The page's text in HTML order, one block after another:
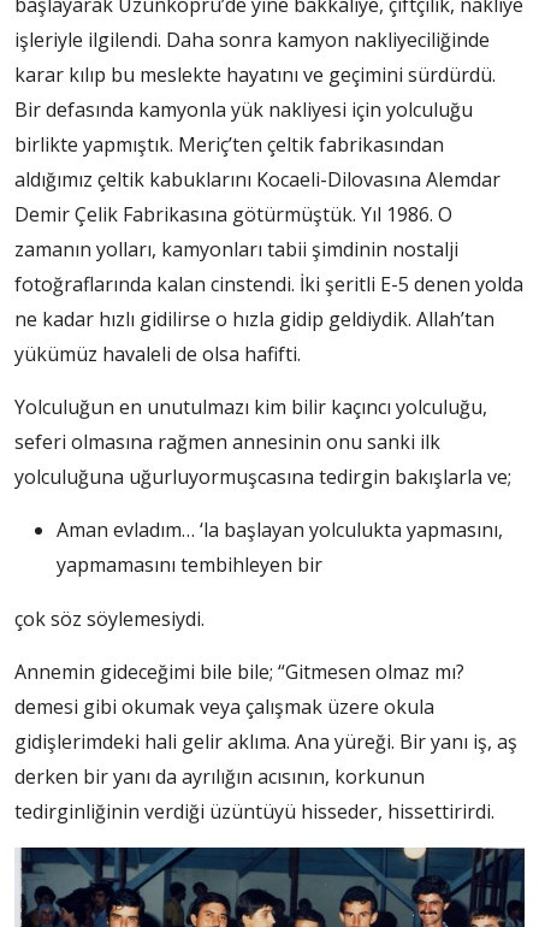
işleriyle ilgilendi. Daha sonra kamyon nakliyeciliğinde
karar kılıp bu meslekte hayatını ve geçimini sürdürdü.
Bir defasında kamyonla yük nakliyesi için yolculuğu
birlikte yapmıştık. Meriç’ten çeltik fabrikasından
aldığımız çeltik kabuklarını Kocaeli-Dilovasına Alemdar
Demir Çelik Fabrikasına götürmüştük. Yıl 1986. O
zamanın yolları, kamyonları tabii şimdinin nostalji
fotoğraflarında kalan cinstendi. İki şeritli E-5 denen yolda
ne kadar hızlı gidilirse o hızla gidip geldiydik. Allah’tan
yükümüz havaleli de olsa hafifti.
Yolculuğun en unutulmazı kim bilir kaçıncı yolculuğu,
seferi olmasına rağmen annesinin onu sanki ilk
yolculuğuna uğurluyormuşcasına tedirgin bakışlarla ve;
Aman evladım… ‘la başlayan yolculukta yapmasını,
yapmamasını tembihleyen bir
çok söz söylemesiydi.
Annemin gideceğimi bile bile; “Gitmesen olmaz mı?
demesi gibi okumak veya çalışmak üzere okula
gidişlerimdeki hali gelir aklıma. Ana yüreği. Bir yanı iş, aş
derken bir yanı da ayrılığın acısının, korkunun
tedirginliğinin verdiği üzüntüyü hisseder, hissettirirdi.